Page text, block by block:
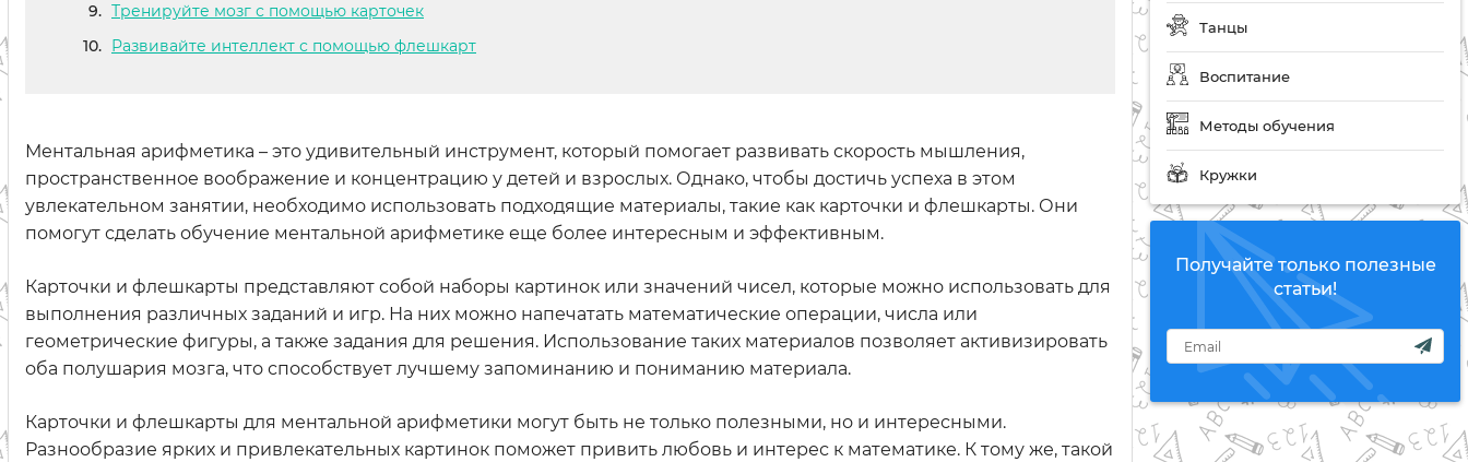
Танцы
Воспитание
Методы обучения
Кружки
Получайте только полезные
статьи!
Тренируйте мозг с помощью карточек
Развивайте интеллект с помощью флешкарт
Ментальная арифметика – это удивительный инструмент, который помогает развивать скорость мышления,
пространственное воображение и концентрацию у детей и взрослых. Однако, чтобы достичь успеха в этом
увлекательном занятии, необходимо использовать подходящие материалы, такие как карточки и флешкарты. Они
помогут сделать обучение ментальной арифметике еще более интересным и эффективным.
Карточки и флешкарты представляют собой наборы картинок или значений чисел, которые можно использовать для
выполнения различных заданий и игр. На них можно напечатать математические операции, числа или
геометрические фигуры, а также задания для решения. Использование таких материалов позволяет активизировать
оба полушария мозга, что способствует лучшему запоминанию и пониманию материала.
Карточки и флешкарты для ментальной арифметики могут быть не только полезными, но и интересными.
Разнообразие ярких и привлекательных картинок поможет привить любовь и интерес к математике. К тому же, такой